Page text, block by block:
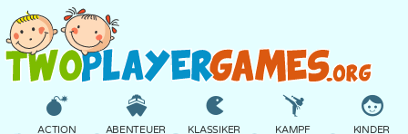
ACTION ABENTEUER KLASSIKER KAMPF KINDER